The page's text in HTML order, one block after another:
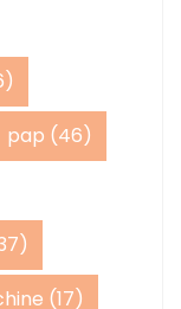
pap (46)
(17)